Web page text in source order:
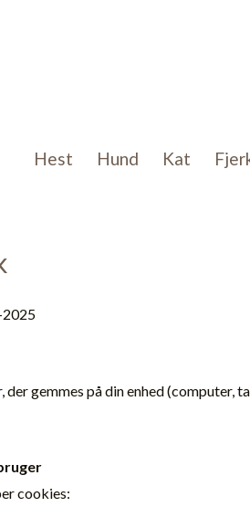
Hest Hund Kat
2025
gemmes på din enhed (computer,
cookies: